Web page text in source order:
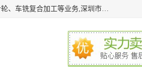
深圳市宝安区石岩瑞鑫五金制品厂主要经营丝杆加工、恒压阀、长轴加工、数控车床加工、叶轮、车铣复合加工等业务,深圳市宝安区石岩瑞鑫五金制品厂产品广泛应用于按摩椅、各类阀门、电机等石化类、机械类产品.